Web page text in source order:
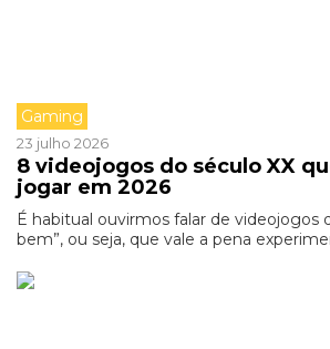
Gaming
23 julho 2026
8 videojogos do século XX
jogar em 2026
É habitual ouvirmos falar de videojogos
bem”, ou seja, que vale a pena